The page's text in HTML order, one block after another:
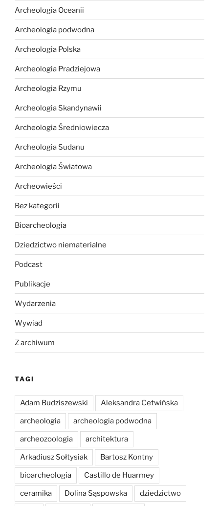
Archeologia Oceanii
Archeologia podwodna
Archeologia Polska
Archeologia Pradziejowa
Archeologia Rzymu
Archeologia Skandynawii
Archeologia Średniowiecza
Archeologia Sudanu
Archeologia Światowa
Archeowieści
Bez kategorii
Bioarcheologia
Dziedzictwo niematerialne
Podcast
Publikacje
Wydarzenia
Wywiad
Z archiwum
TAGI
Adam Budziszewski Aleksandra Cetwińska
archeologia archeologia podwodna
archeozoologia architektura
Arkadiusz Sołtysiak Bartosz Kontny
bioarcheologia Castillo de Huarmey
ceramika Dolina Sąspowska dziedzictwo